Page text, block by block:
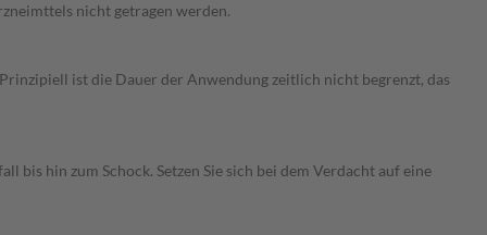
nicht getragen werden.
ist die Dauer der Anwendung zeitlich nicht begrenzt, das
bis hin zum Schock. Setzen Sie sich bei dem Verdacht auf eine